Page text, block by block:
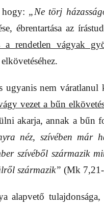
„Ne törj
ébrentartása az
a rendetlen vágyak
ugyanis nem
vezet a bűn
akarja, annak a bűn
néz, szívében már
szívéből származik
származik” (Mk
alapvető tulajdonsága,